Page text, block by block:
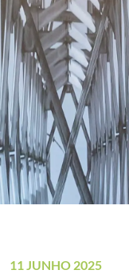
11 JUNHO 2025